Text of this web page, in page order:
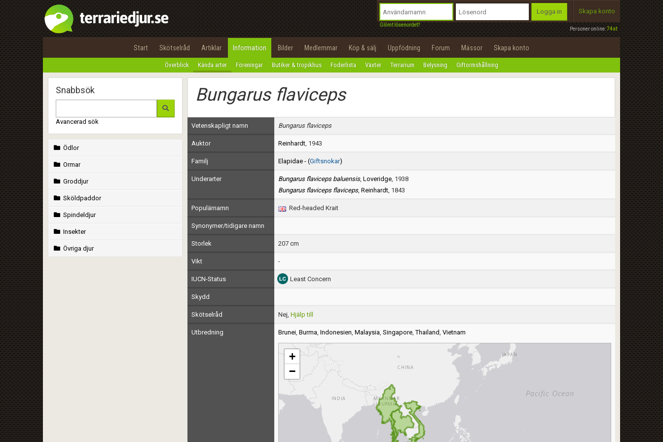
Personer online:74st
Logga in
Glömt lösenordet?
Skapa konto
Start Skötselråd Artiklar Information Bilder Medlemmar Köp & sälj Uppfödning Forum Mässor Skapa konto
Överblick Kända arter Föreningar Butiker & tropikhus Foderlista Växter Terrarium Belysning Giftormshållning
Snabbsök
Avancerad sök
Ödlor
Ormar
Groddjur
Sköldpaddor
Spindeldjur
Insekter
Övriga djur
Bungarus flaviceps
Vetenskapligt namn Bungarus flaviceps
Auktor Reinhardt, 1943
Familj Elapidae - (Giftsnokar)
Underarter Bungarus flaviceps baluensis, Loveridge, 1938
Bungarus flaviceps flaviceps, Reinhardt, 1843
Populärnamn Red-headed Krait
Synonymer/tidigare namn
Storlek 207 cm
Vikt -
IUCN-Status Least Concern
Skydd
Skötselråd Nej, Hjälp till
Utbredning Brunei, Burma, Indonesien, Malaysia, Singapore,Thailand, Vietnam
+
−
Utför
100%
OK
integritetspolicy
Namn:
Epost:
Användarnamn:
Lösenord:
Privacy Policy
Terms of Service
Begär nytt lösenord
Tillbaka till förstasidan